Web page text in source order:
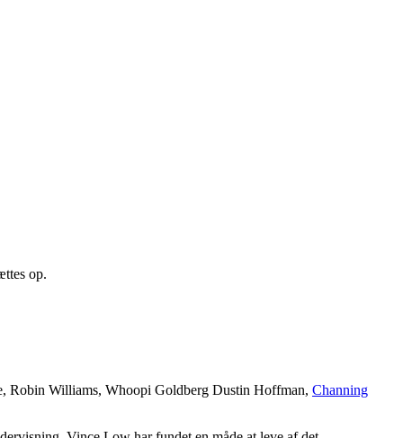
op.
Robin Williams, Whoopi Goldberg Dustin Hoffman, Channing